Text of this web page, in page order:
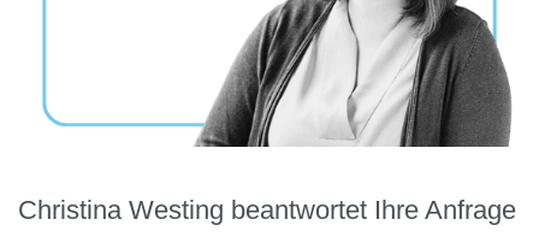
Christina Westing beantwortet Ihre Anfrage